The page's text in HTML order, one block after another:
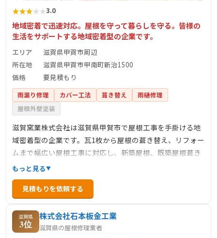
★★★★★3.0
地域密着で迅速対応。屋根を守って暮らしを守る。皆様の
生活をサポートする地域密着型の企業です。
エリア
滋賀県甲賀市周辺
所在地
滋賀県甲賀市甲南町新治1500
価格
要見積もり
雨漏り修理 カバー工法 葺き替え
雨樋修理
屋根外壁塗装
滋賀窯業株式会社は滋賀県甲賀市で屋根工事を手掛ける地
域密着型の企業です。瓦1枚から屋根の葺き替え、リフォー
ムまで幅広い屋根工事に対応し、新築屋根、既築屋根葺き
替え、カバー工法、雨漏り補修、屋根修繕、リメイク工事
など様々なサービスを提供しています。また自動車の買取
販売事業も展開し、ガリバーのフランチャイズ店として運
営しており、皆様の生活を総合的にサポートしています。
もっと見る
見積もりを依頼する
滋賀県
3位
株式会社石本板金工業
滋賀県の屋根修理業者